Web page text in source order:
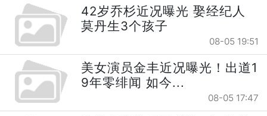
42岁乔杉近况曝光 娶经纪人
莫丹生3个孩子
08-05 19:51
美女演员金丰近况曝光！出道1
9年零绯闻 如今...
08-05 17:47